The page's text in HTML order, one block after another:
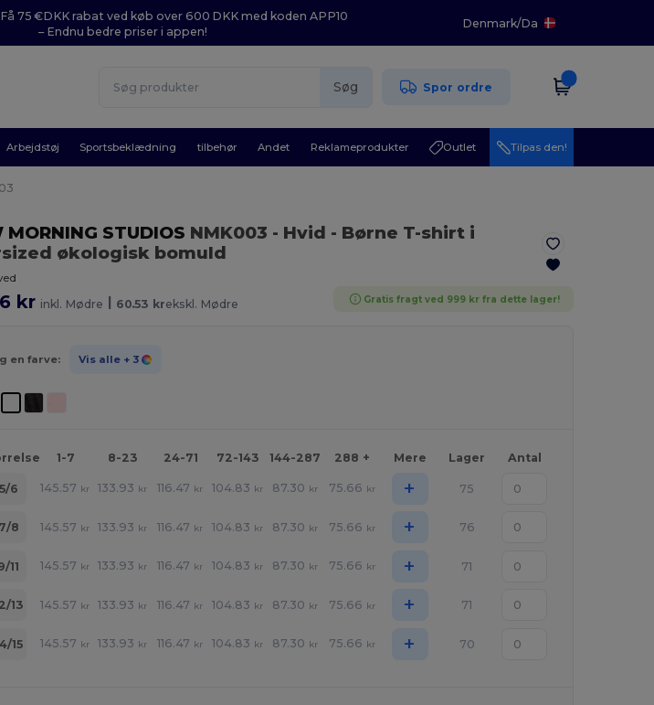
75 €DKK rabat ved køb over 600 DKK med koden APP10
– Endnu bedre priser i appen!
Denmark/Da
Søg Spor ordre
Arbejdstøj Sportsbeklædning tilbehør Andet Reklameprodukter Outlet Tilpas den!
MORNING STUDIOS NMK003 - Hvid - Børne T-shirt i
økologisk bomuld
kr inkl. Mødre | 60.53 krekskl. Mødre Gratis fragt ved 999 kr fra dette lager!
en farve: Vis alle + 3
1-7 8-23 24-71 72-143 144-287 288 + Mere Lager Antal
5/6 145.57 kr 133.93 kr 116.47 kr 104.83 kr 87.30 kr 75.66 kr + 75
7/8 145.57 kr 133.93 kr 116.47 kr 104.83 kr 87.30 kr 75.66 kr + 76
11 145.57 kr 133.93 kr 116.47 kr 104.83 kr 87.30 kr 75.66 kr + 71
13 145.57 kr 133.93 kr 116.47 kr 104.83 kr 87.30 kr 75.66 kr + 71
15 145.57 kr 133.93 kr 116.47 kr 104.83 kr 87.30 kr 75.66 kr + 70